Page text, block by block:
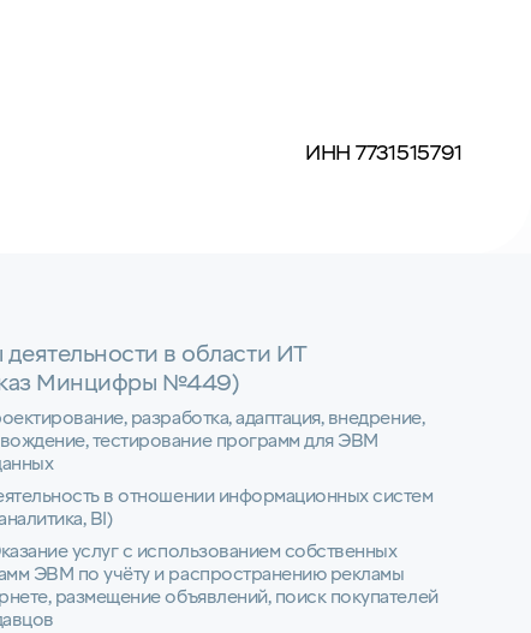
ИНН 7731515791
в области ИТ
Минцифры №449)
разработка, адаптация, внедрение,
тестирование программ для ЭВМ
в отношении информационных систем
BI)
услуг с использованием собственных
ЭВМ по учёту и распространению рекламы
размещение объявлений, поиск покупателей